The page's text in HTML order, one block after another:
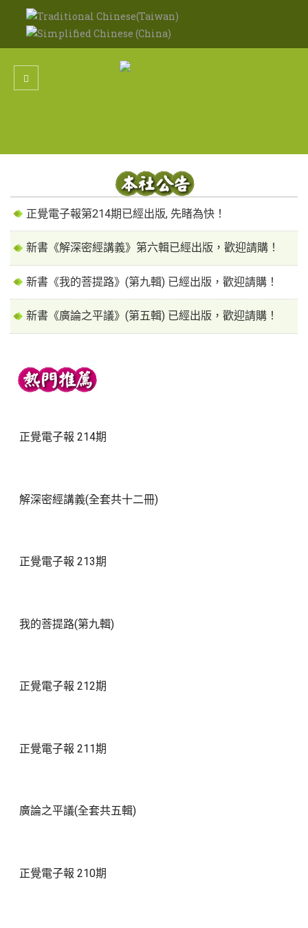
正覺電子報第214期已經出版, 先睹為快！
新書《解深密經講義》第六輯已經出版，歡迎請購！
新書《我的菩提路》(第九輯) 已經出版，歡迎請購！
新書《廣論之平議》(第五輯) 已經出版，歡迎請購！
正覺電子報 214期
解深密經講義(全套共十二冊)
正覺電子報 213期
我的菩提路(第九輯)
正覺電子報 212期
正覺電子報 211期
廣論之平議(全套共五輯)
正覺電子報 210期